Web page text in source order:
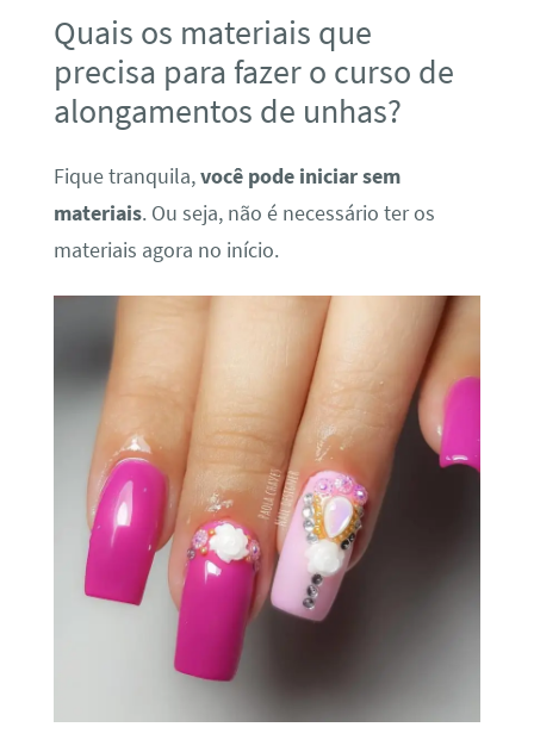
Quais os materiais que
precisa para fazer o curso de
alongamentos de unhas?
Fique tranquila,você pode iniciar sem
materiais. Ou seja, não é necessário ter os
materiais agora no início.